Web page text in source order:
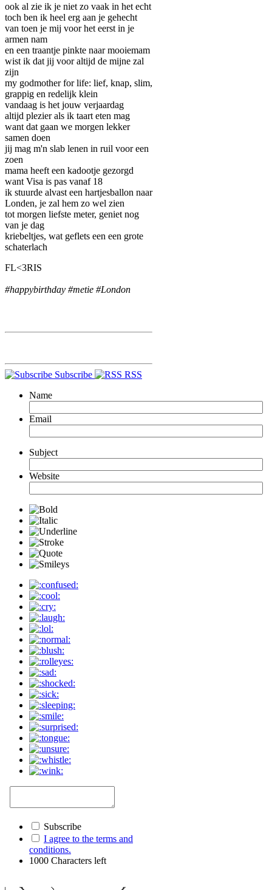
ook al zie ik je niet zo vaak in het echt
toch ben ik heel erg aan je gehecht
van toen je mij voor het eerst in je
armen nam
en een traantje pinkte naar mooiemam
wist ik dat jij voor altijd de mijne zal
zijn
my godmother for life: lief, knap, slim,
grappig en redelijk klein
vandaag is het jouw verjaardag
altijd plezier als ik taart eten mag
want dat gaan we morgen lekker
samen doen
jij mag m'n slab lenen in ruil voor een
zoen
mama heeft een kadootje gezorgd
want Visa is pas vanaf 18
ik stuurde alvast een hartjesballon naar
Londen, je zal hem zo wel zien
tot morgen liefste meter, geniet nog
van je dag
kriebeltjes, wat geflets een een grote
schaterlach
FL<3RIS
#happybirthday #metie #London
Subscribe
RSS
Name
Email
Subject
Website
Subscribe
I agree to the terms and
conditions.
1000 Characters left